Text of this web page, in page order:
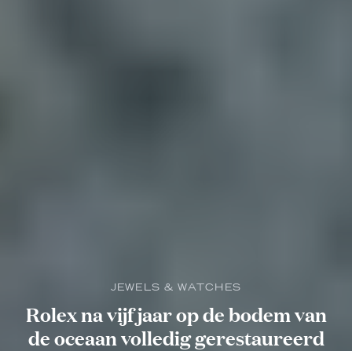
JEWELS & WATCHES
Rolex na vijf jaar op de bodem van
de oceaan volledig gerestaureerd